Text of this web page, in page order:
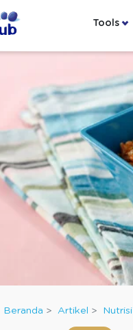
Tools
Beranda Artikel Nutrisi